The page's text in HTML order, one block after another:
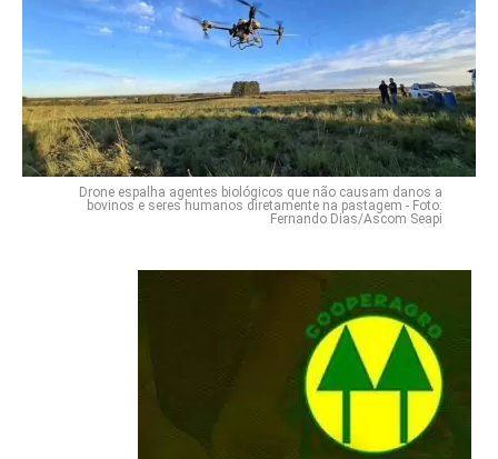
Drone espalha agentes biológicos que não causam danos a
bovinos e seres humanos diretamente na pastagem - Foto:
Fernando Dias/Ascom Seapi